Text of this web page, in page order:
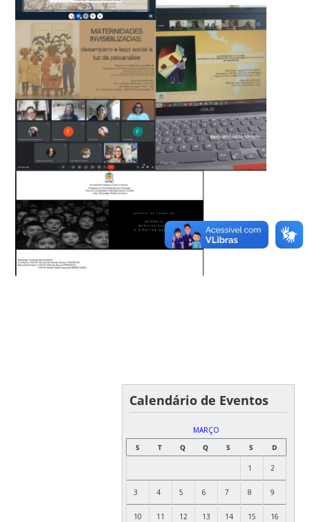
Calendário de Eventos
MARÇO
S
T Q Q S S D
1 2
3 4 5 6 7 8 9
10 11 12 13 14 15 16